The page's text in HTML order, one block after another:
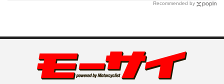
Recommended by